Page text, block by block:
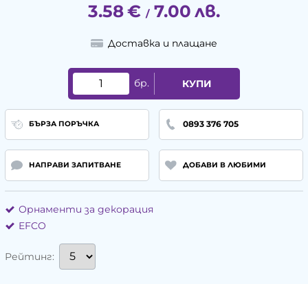
3.58€ / 7.00 лв.
Доставка и плащане
бр. КУПИ
БЪРЗА ПОРЪЧКА 0893 376 705
НАПРАВИ ЗАПИТВАНЕ ДОБАВИ В ЛЮБИМИ
Орнаменти за декорация
EFCO
Рейтинг: